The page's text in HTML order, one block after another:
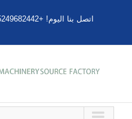
اتصل بنا اليوم! +8615249682442 |